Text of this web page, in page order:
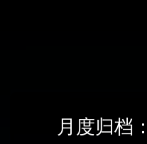
月度归档：